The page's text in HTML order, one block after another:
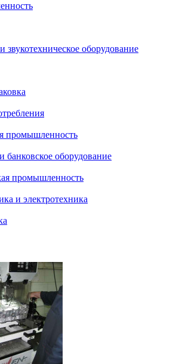
звукотехническое оборудование
промышленность
банковское оборудование
промышленность
и электротехника